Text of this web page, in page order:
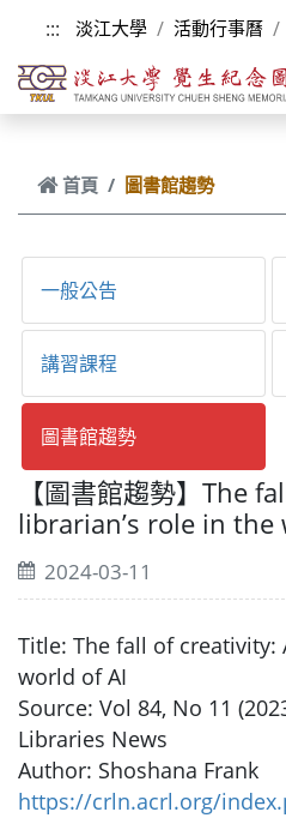
跳到主要內容
::: 淡江大學 活動行事曆
首頁 圖書館趨勢
一般公告
講習課程
圖書館趨勢
【圖書館趨勢】The
librarian’s role in the
2024-03-11
Title: The fall of creativity:
world of AI
Source: Vol 84, No 11
Libraries News
Author: Shoshana Frank
https://crln.acrl.org/